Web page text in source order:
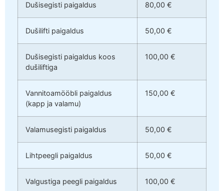
Dušisegisti paigaldus 80,00 €
Dušilifti paigaldus 50,00 €
Dušisegisti paigaldus koos
dušiliftiga
100,00 €
Vannitoamööbli paigaldus
(kapp ja valamu)
150,00 €
Valamusegisti paigaldus 50,00 €
Lihtpeegli paigaldus 50,00 €
Valgustiga peegli paigaldus 100,00 €